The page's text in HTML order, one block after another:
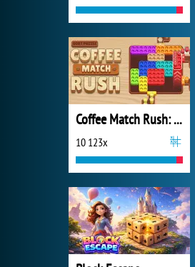
Coffee Match Rush: Sort Puzzle
10 123x